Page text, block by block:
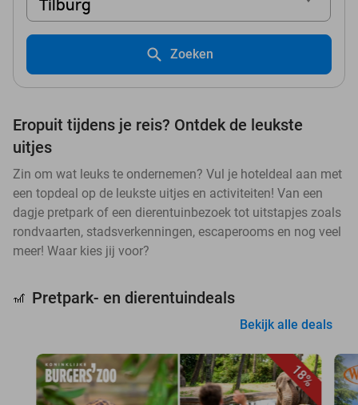
Tilburg
Zoeken
Eropuit tijdens je reis? Ontdek de leukste
uitjes
Zin om wat leuks te ondernemen? Vul je hoteldeal aan met
een topdeal op de leukste uitjes en activiteiten! Van een
dagje pretpark of een dierentuinbezoek tot uitstapjes zoals
rondvaarten, stadsverkenningen, escaperooms en nog veel
meer! Waar kies jij voor?
🎢 Pretpark- en dierentuindeals
Bekijk alle deals
18%